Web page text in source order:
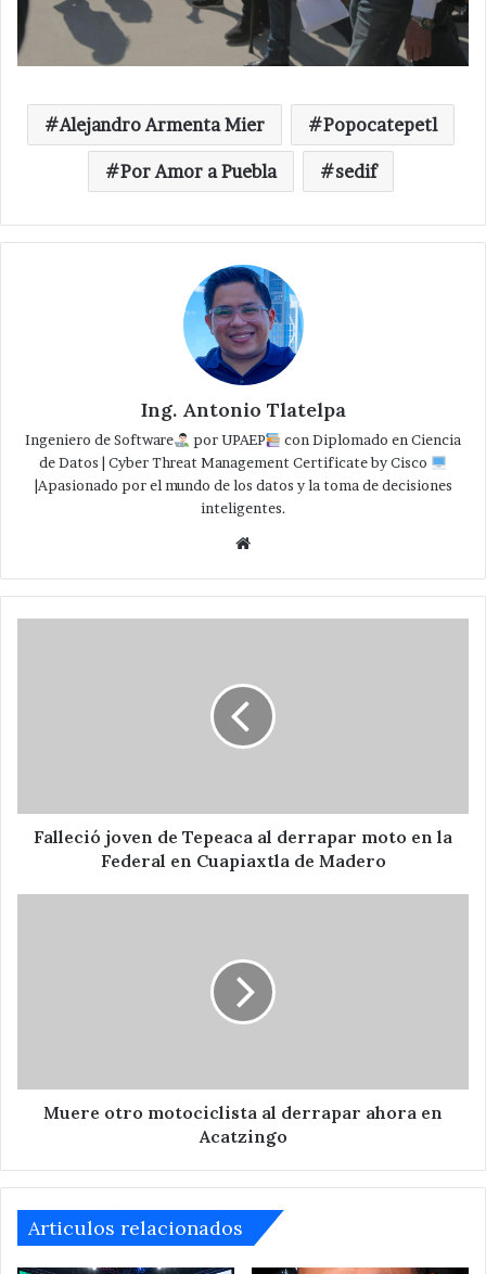
Alejandro Armenta Mier Popocatepetl
Por Amor a Puebla sedif
Ing. Antonio Tlatelpa
Ingeniero de Software por UPAEP
con Diplomado en Ciencia
de Datos | Cyber Threat Management Certificate by Cisco
|Apasionado por el mundo de los datos y la toma de decisiones
inteligentes.
la
Federal
Falleció joven de Tepeaca al derrapar moto en la
Federal en Cuapiaxtla de Madero
Muere otro motociclista al derrapar ahora en
Acatzingo
Articulos relacionados